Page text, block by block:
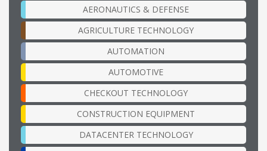
AERONAUTICS & DEFENSE
AGRICULTURE TECHNOLOGY
AUTOMATION
AUTOMOTIVE
CHECKOUT TECHNOLOGY
CONSTRUCTION EQUIPMENT
DATACENTER TECHNOLOGY